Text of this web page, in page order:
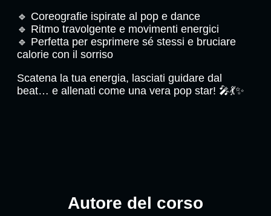
🔹 Coreografie ispirate al pop e dance
🔹 Ritmo travolgente e movimenti energici
🔹 Perfetta per esprimere sé stessi e bruciare
calorie con il sorriso
Scatena la tua energia, lasciati guidare dal
beat… e allenati come una vera pop star! 🎤💃✨
Autore del corso